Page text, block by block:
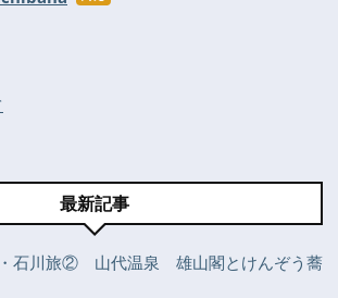
最新記事
石川旅② 山代温泉 雄山閣とけんぞう蕎